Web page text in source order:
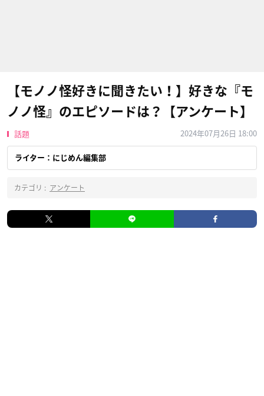
【モノノ怪好きに聞きたい！】好きな『モ
ノノ怪』のエピソードは？【アンケート】
話題 2024年07月26日 18:00
ライター：にじめん編集部
カテゴリ : アンケート